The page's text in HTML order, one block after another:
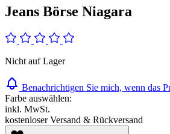
Jeans Börse Niagara
Nicht auf Lager
Benachrichtigen Sie mich, wenn das
Farbe auswählen:
inkl. MwSt.
kostenloser Versand & Rückversand